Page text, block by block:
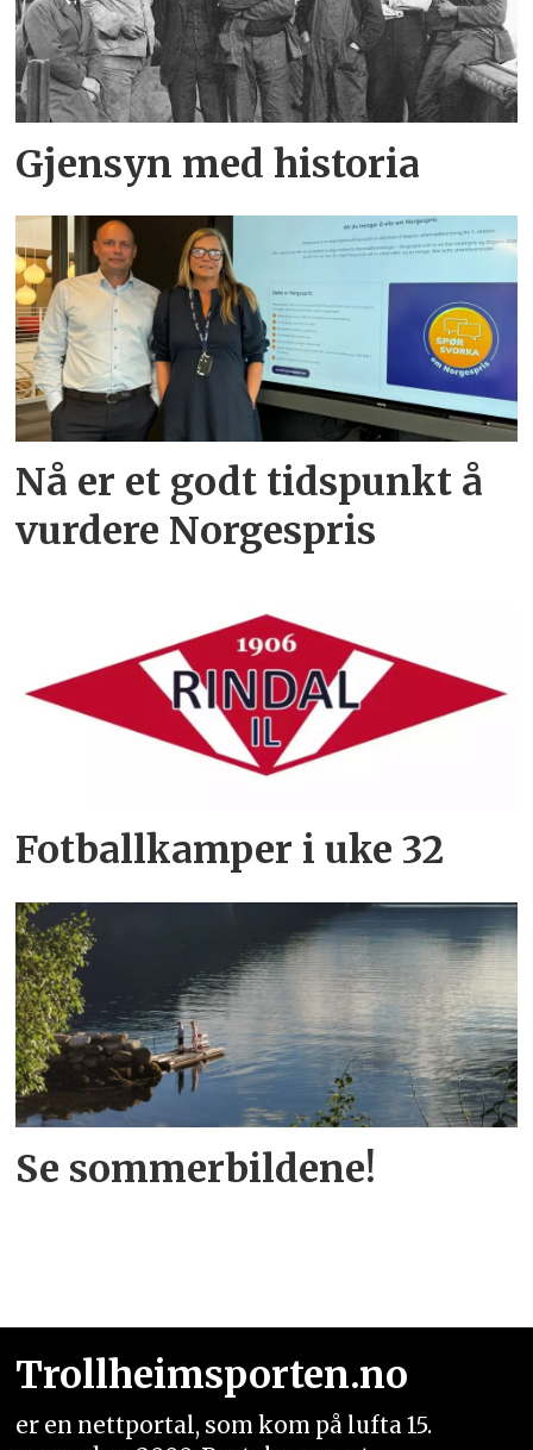
Gjensyn med historia
Nå er et godt tidspunkt å
vurdere Norgespris
Fotballkamper i uke 32
Se sommerbildene!
Trollheimsporten.no
er en nettportal, som kom på lufta 15.